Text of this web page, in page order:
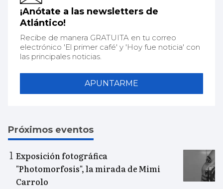
¡Anótate a las newsletters de
Atlántico!
Recibe de manera GRATUITA en tu correo
electrónico 'El primer café' y 'Hoy fue noticia' con
las principales noticias.
APUNTARME
Próximos eventos
Exposición fotográfica
"Photomorfosis", la mirada de Mimi
Carrolo